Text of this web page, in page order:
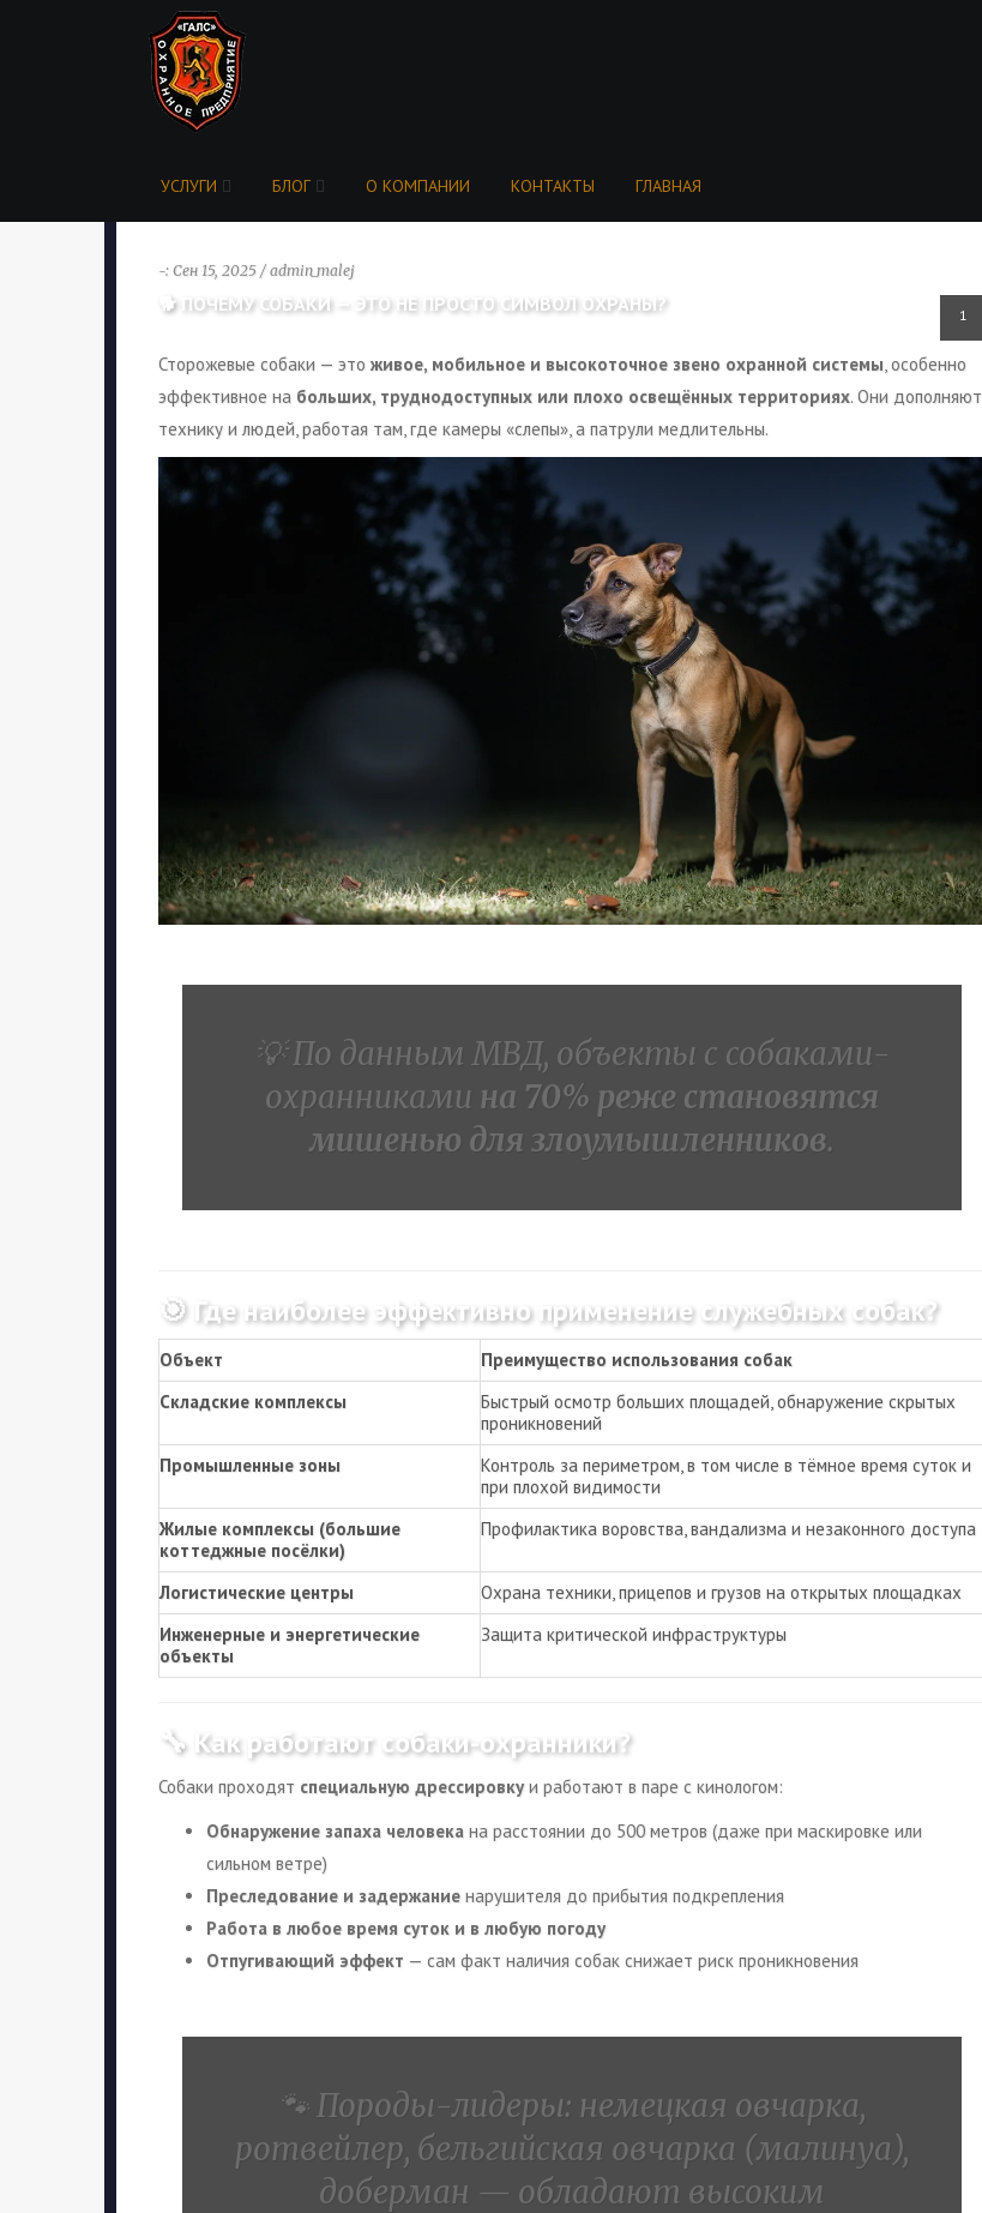
УСЛУГИ БЛОГ О КОМПАНИИ КОНТАКТЫ ГЛАВНАЯ
-: Сен 15, 2025 / admin_malej
🐕 ПОЧЕМУ СОБАКИ — ЭТО НЕ ПРОСТО СИМВОЛ ОХРАНЫ? 1
Сторожевые собаки — это живое, мобильное и высокоточное звено охранной системы, особенно
эффективное на больших, труднодоступных или плохо освещённых территориях. Они дополняют
технику и людей, работая там, где камеры «слепы», а патрули медлительны.
💡 По данным МВД, объекты с собаками-
охранниками на 70% реже становятся
мишенью для злоумышленников.
🎯 Где наиболее эффективно применение служебных собак?
Объект
Преимущество использования собак
Складские комплексы
Быстрый осмотр больших площадей, обнаружение скрытых
проникновений
Промышленные зоны
Контроль за периметром, в том числе в тёмное время суток и
при плохой видимости
Жилые комплексы (большие
коттеджные посёлки)
Профилактика воровства, вандализма и незаконного доступа
Логистические центры
Охрана техники, прицепов и грузов на открытых площадках
Инженерные и энергетические
объекты
Защита критической инфраструктуры
🔧 Как работают собаки-охранники?
Собаки проходят специальную дрессировку и работают в паре с кинологом:
Обнаружение запаха человека на расстоянии до 500 метров (даже при маскировке или
сильном ветре)
Преследование и задержание нарушителя до прибытия подкрепления
Работа в любое время суток и в любую погоду
Отпугивающий эффект — сам факт наличия собак снижает риск проникновения
🐾 Породы-лидеры: немецкая овчарка,
ротвейлер, бельгийская овчарка (малинуа),
доберман — обладают высоким